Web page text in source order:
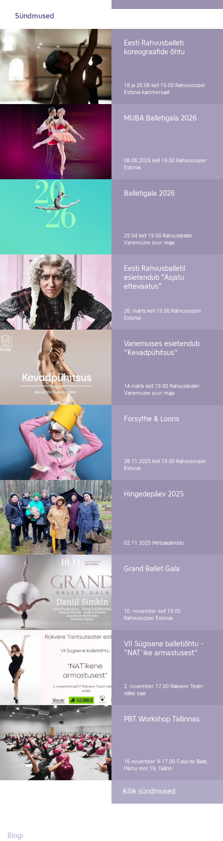
Sündmused
Eesti Rahvusballeti
koreograafide õhtu
18 ja 20.06 kell 19.00 Rahvusooper
Estonia kammersaal
MUBA Balletigala 2026
08.06.2026 kell 19.00 Rahvusooper
Estonia
Balletigala 2026
29.04 kell 19.00 Rahvusteater
Vanemuine suur maja
Eesti Rahvusballetil
esietendub "Asjatu
ettevaatus"
26. märts kell 19.00 Rahvusooper
Estonia
Vanemuises esietendub
"Kevadpühitsus"
14.märts kell 19.00 Rahvusteater
Vanemuine suur maja
Forsythe & Looris
28.11.2025 kell 19.00 Rahvusooper
Estonia
Hingedepäev 2025
02.11.2025 Metsakalmistu
Grand Ballet Gala
10. november kell 19.00
Rahvusooper Estonia
VII Sügisene balletiõhtu -
"NAT´ike armastusest"
2. november 17.00 Rakvere Teatri
väike saal
PBT Workshop Tallinnas
16.november 9-17.00 Casa de Baile,
Pärnu mnt 19, Tallinn
Kõik sündmused
Blogi